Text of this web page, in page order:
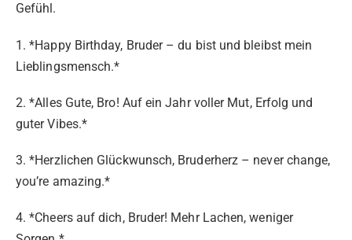
Gefühl.
1. *Happy Birthday, Bruder – du bist und bleibst mein
Lieblingsmensch.*
2. *Alles Gute, Bro! Auf ein Jahr voller Mut, Erfolg und
guter Vibes.*
3. *Herzlichen Glückwunsch, Bruderherz – never change,
you’re amazing.*
4. *Cheers auf dich, Bruder! Mehr Lachen, weniger